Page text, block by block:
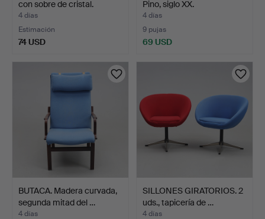
con sobre de cristal.
4 días
Estimación
74 USD
Pino, siglo XX.
4 días
9 pujas
69 USD
BUTACA. Madera curvada,
segunda mitad del …
4 días
SILLONES GIRATORIOS. 2
uds., tapicería de …
4 días